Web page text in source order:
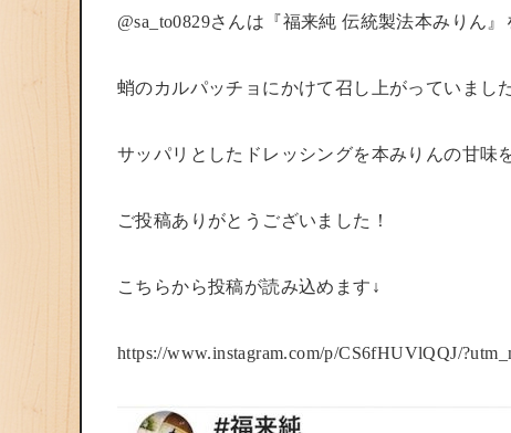
@sa_to0829さんは 『福来純 伝統製法本みりん』
蛸のカルパッチョにかけて召し上がっていまし
サッパリとしたドレッシングを本みりんの甘味
ご投稿ありがとうございました！
こちらから投稿が読み込めます↓
https://www.instagram.com/p/CS6fHUVlQQJ/